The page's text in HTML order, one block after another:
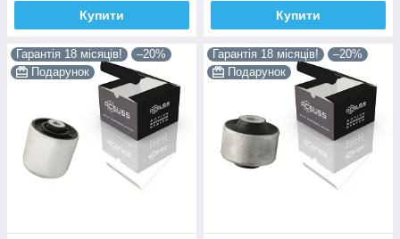
Купити Купити
Гарантія 18 місяців!
–20%
Подарунок
Гарантія 18 місяців!
–20%
Подарунок